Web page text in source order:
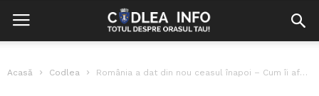
Acasă Codlea România a dat din nou ceasul înapoi – Cum îi afectează pe...